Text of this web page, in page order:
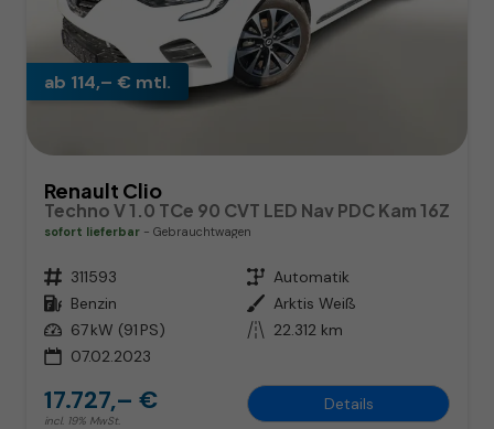
ab 114,– € mtl.
Renault Clio
Techno V 1.0 TCe 90 CVT LED Nav PDC Kam 16Z
sofort lieferbar Gebrauchtwagen
Fahrzeugnr. 311593 Getriebe Automatik
Kraftstoff Benzin Außenfarbe Arktis Weiß
Leistung 67 kW (91 PS) Kilometerstand 22.312 km
07.02.2023
17.727,– €
incl. 19% MwSt.
Details